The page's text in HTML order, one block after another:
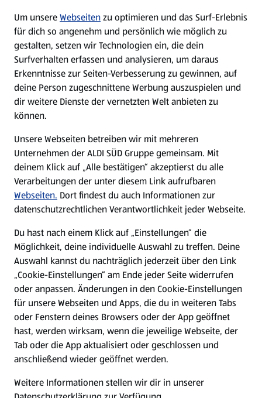
WhatsApp
Über ALDI SÜD
Filialen
Nachhaltigkeit
Karriere
Presse
Hilfe & Kontakt
(öffnet in einem neuen Tab)
Unternehmen
Folge uns hier:
Um unsereWebseitenzu optimieren und das Surf-Erlebnis
für dich so angenehm und persönlich wie möglich zu
gestalten, setzen wir Technologien ein, die dein
Surfverhalten erfassen und analysieren, um daraus
Erkenntnisse zur Seiten-Verbesserung zu gewinnen, auf
deine Person zugeschnittene Werbung auszuspielen und
dir weitere Dienste der vernetzten Welt anbieten zu
können.
Unsere Webseiten betreiben wir mit mehreren
Unternehmen der ALDI SÜD Gruppe gemeinsam. Mit
deinem Klick auf „Alle bestätigen“ akzeptierst du alle
Verarbeitungen der unter diesem Link aufrufbaren
Webseiten. Dort findest du auch Informationen zur
datenschutzrechtlichen Verantwortlichkeit jeder Webseite.
Du hast nach einem Klick auf „Einstellungen“ die
Möglichkeit, deine individuelle Auswahl zu treffen. Deine
Auswahl kannst du nachträglich jederzeit über den Link
„Cookie-Einstellungen“ am Ende jeder Seite widerrufen
oder anpassen. Änderungen in den Cookie-Einstellungen
für unsere Webseiten und Apps, die du in weiteren Tabs
oder Fenstern deines Browsers oder der App geöffnet
hast, werden wirksam, wenn die jeweilige Webseite, der
Tab oder die App aktualisiert oder geschlossen und
anschließend wieder geöffnet werden.
Weitere Informationen stellen wir dir in unserer